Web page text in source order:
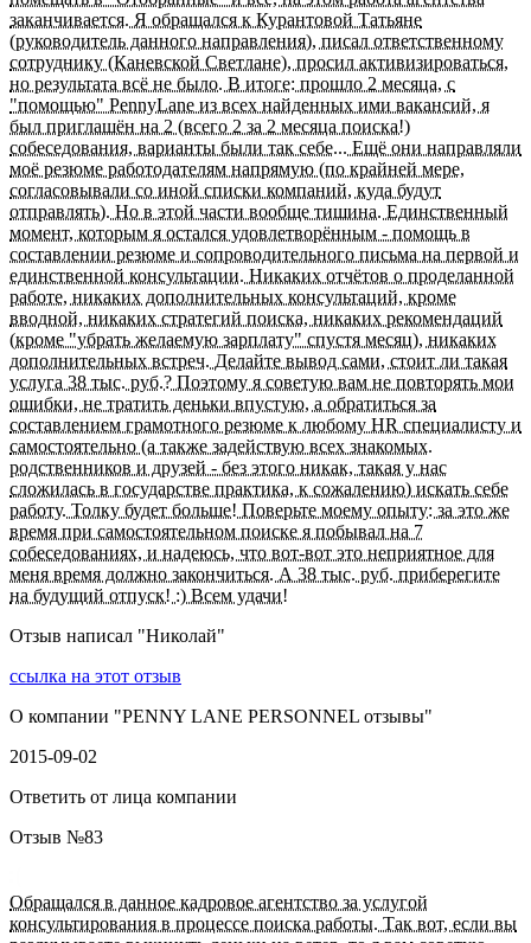
заканчивается. Я обращался к Курантовой Татьяне
(руководитель данного направления), писал ответственному
сотруднику (Каневской Светлане), просил активизироваться,
но результата всё не было. В итоге: прошло 2 месяца, с
"помощью" PennyLane из всех найденных ими вакансий, я
был приглашён на 2 (всего 2 за 2 месяца поиска!)
собеседования, варианты были так себе... Ещё они направляли
моё резюме работодателям напрямую (по крайней мере,
согласовывали со иной списки компаний, куда будут
отправлять). Но в этой части вообще тишина. Единственный
момент, которым я остался удовлетворённым - помощь в
составлении резюме и сопроводительного письма на первой и
единственной консультации. Никаких отчётов о проделанной
работе, никаких дополнительных консультаций, кроме
вводной, никаких стратегий поиска, никаких рекомендаций
(кроме "убрать желаемую зарплату" спустя месяц), никаких
дополнительных встреч. Делайте вывод сами, стоит ли такая
услуга 38 тыс. руб.? Поэтому я советую вам не повторять мои
ошибки, не тратить деньки впустую, а обратиться за
составлением грамотного резюме к любому НR специалисту и
самостоятельно (а также задействую всех знакомых.
родственников и друзей - без этого никак, такая у нас
сложилась в государстве практика, к сожалению) искать себе
работу. Толку будет больше! Поверьте моему опыту: за это же
время при самостоятельном поиске я побывал на 7
собеседованиях, и надеюсь, что вот-вот это неприятное для
меня время должно закончиться. А 38 тыс. руб. приберегите
на будущий отпуск! :) Всем удачи!
Отзыв написал "Николай"
ссылка на этот отзыв
О компании "PENNY LANE PERSONNEL отзывы"
2015-09-02
Ответить от лица компании
Отзыв №83
Обращался в данное кадровое агентство за услугой
консультирования в процессе поиска работы. Так вот, если вы